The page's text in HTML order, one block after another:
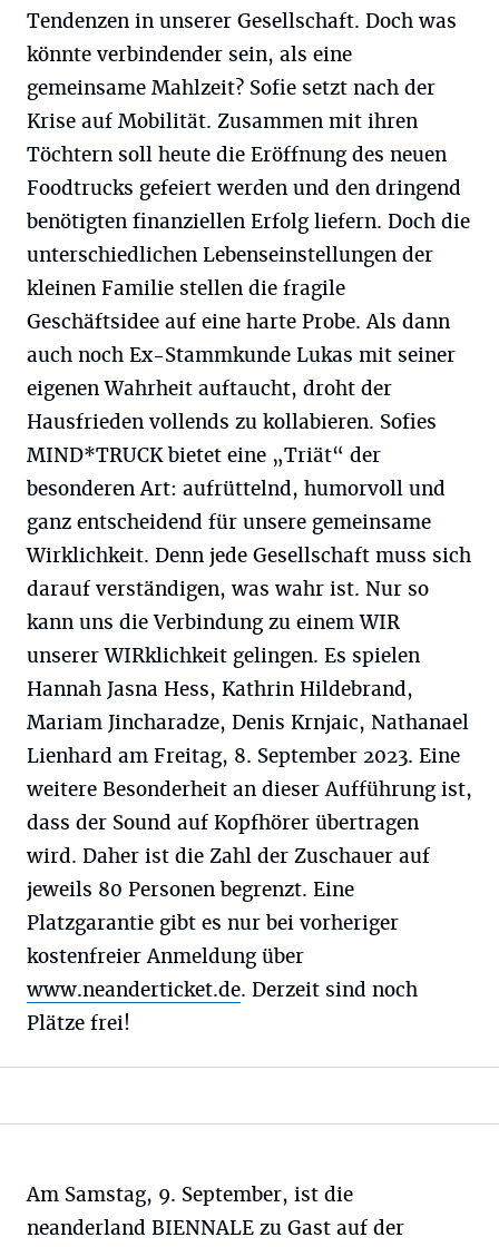
Tendenzen in unserer Gesellschaft. Doch was
könnte verbindender sein, als eine
gemeinsame Mahlzeit? Sofie setzt nach der
Krise auf Mobilität. Zusammen mit ihren
Töchtern soll heute die Eröffnung des neuen
Foodtrucks gefeiert werden und den dringend
benötigten finanziellen Erfolg liefern. Doch die
unterschiedlichen Lebenseinstellungen der
kleinen Familie stellen die fragile
Geschäftsidee auf eine harte Probe. Als dann
auch noch Ex-Stammkunde Lukas mit seiner
eigenen Wahrheit auftaucht, droht der
Hausfrieden vollends zu kollabieren. Sofies
MIND*TRUCK bietet eine „Triät“ der
besonderen Art: aufrüttelnd, humorvoll und
ganz entscheidend für unsere gemeinsame
Wirklichkeit. Denn jede Gesellschaft muss sich
darauf verständigen, was wahr ist. Nur so
kann uns die Verbindung zu einem WIR
unserer WIRklichkeit gelingen. Es spielen
Hannah Jasna Hess, Kathrin Hildebrand,
Mariam Jincharadze, Denis Krnjaic, Nathanael
Lienhard am Freitag, 8. September 2023. Eine
weitere Besonderheit an dieser Aufführung ist,
dass der Sound auf Kopfhörer übertragen
wird. Daher ist die Zahl der Zuschauer auf
jeweils 80 Personen begrenzt. Eine
Platzgarantie gibt es nur bei vorheriger
kostenfreier Anmeldung über
www.neanderticket.de. Derzeit sind noch
Plätze frei!
Am Samstag, 9. September, ist die
neanderland BIENNALE zu Gast auf der